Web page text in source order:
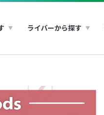
ライバーから探す